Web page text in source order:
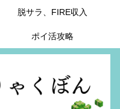
脱サラ、FIRE収入
ポイ活攻略